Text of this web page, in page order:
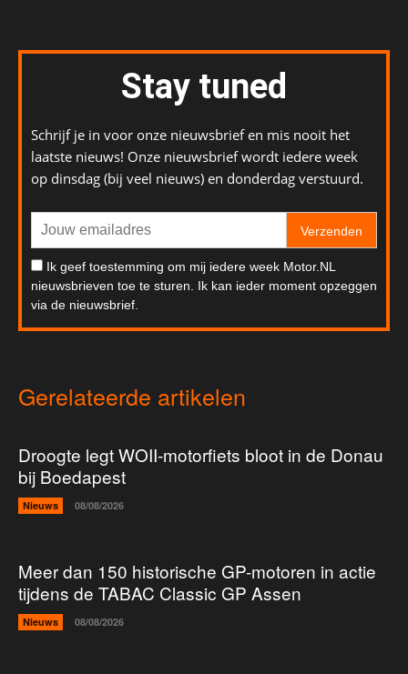
Stay tuned
Schrijf je in voor onze nieuwsbrief en mis nooit het
laatste nieuws! Onze nieuwsbrief wordt iedere week
op dinsdag (bij veel nieuws) en donderdag verstuurd.
Verzenden
Ik geef toestemming om mij iedere week Motor.NL
nieuwsbrieven toe te sturen. Ik kan ieder moment opzeggen
via de nieuwsbrief.
Gerelateerde artikelen
Droogte legt WOII-motorfiets bloot in de Donau
bij Boedapest
Nieuws 08/08/2026
Meer dan 150 historische GP-motoren in actie
tijdens de TABAC Classic GP Assen
Nieuws 08/08/2026